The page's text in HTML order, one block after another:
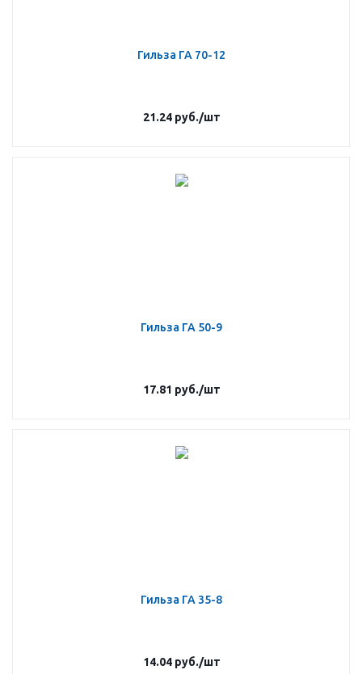
Гильза ГА 70-12
21.24руб./шт
Гильза ГА 50-9
17.81 руб./шт
Гильза ГА 35-8
14.04руб./шт